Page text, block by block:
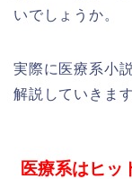
いでしょうか。
実際に医療系小
解説していきます
医療系はヒッ